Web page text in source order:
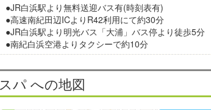
●JR白浜駅より無料送迎バス有(時刻表有)
●高速南紀田辺ICよりR42利用にて約30分
●JR白浜駅より明光バス「大浦」バス停より徒歩5分
●南紀白浜空港よりタクシーで約10分
パ への地図